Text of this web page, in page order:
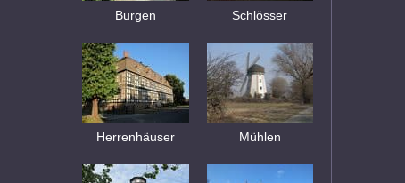
Burgen Schlösser
Herrenhäuser Mühlen